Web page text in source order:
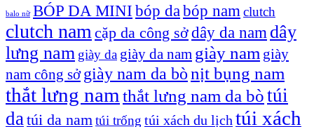
balo nữ BÓP DA MINI bóp da bóp nam clutch
clutch nam cặp da công sởdây da nam dây
lưng nam giày da giày da nam giày nam giày
nam công sở giày nam da bònịt bụng nam
thắt lưng nam thắt lưng nam da bòtúi
da túi da namtúi trống túi xách du lịch túi xách